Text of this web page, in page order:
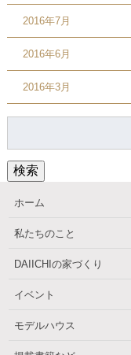
2016年7月
2016年6月
2016年3月
検索
ホーム
私たちのこと
DAIICHIの家づくり
イベント
モデルハウス